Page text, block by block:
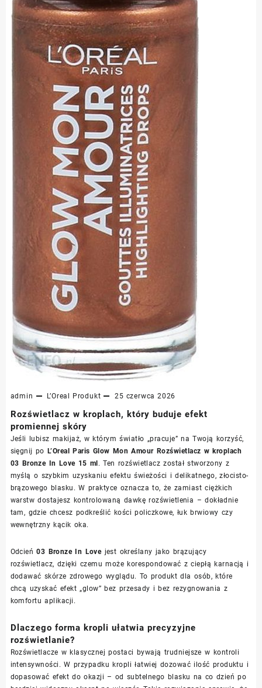
admin L’Oreal Produkt 25 czerwca 2026
Rozświetlacz w kroplach, który buduje efekt
promiennej skóry
Jeśli lubisz makijaż, w którym światło „pracuje” na Twoją korzyść,
sięgnij po L’Oreal Paris Glow Mon Amour Rozświetlacz w kroplach
03 Bronze In Love 15 ml. Ten rozświetlacz został stworzony z
myślą o szybkim uzyskaniu efektu świeżości i delikatnego, złocisto-
brązowego blasku. W praktyce oznacza to, że zamiast ciężkich
warstw dostajesz kontrolowaną dawkę rozświetlenia – dokładnie
tam, gdzie chcesz podkreślić kości policzkowe, łuk brwiowy czy
wewnętrzny kącik oka.
Odcień03 Bronze In Lovejest określany jako brązujący
rozświetlacz, dzięki czemu może korespondować z ciepłą karnacją i
dodawać skórze zdrowego wyglądu. To produkt dla osób, które
chcą uzyskać efekt „glow” bez przesady i bez rezygnowania z
komfortu aplikacji.
Dlaczego forma kropli ułatwia precyzyjne
rozświetlanie?
Rozświetlacze w klasycznej postaci bywają trudniejsze w kontroli
intensywności. W przypadku kropli łatwiej dozować ilość produktu i
dopasować efekt do okazji – od subtelnego blasku na co dzień po